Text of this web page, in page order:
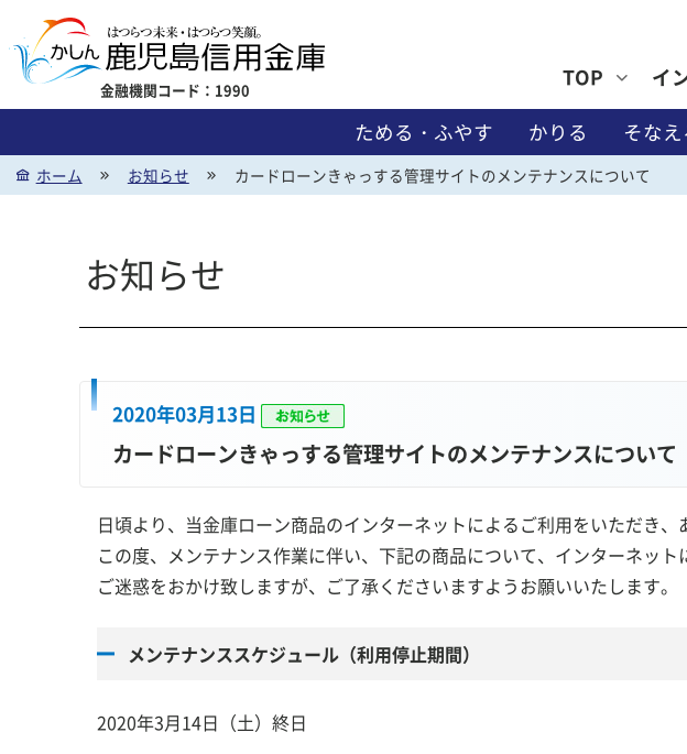
金融機関コード：1990 TOP イ
ためる・ふやす かりる そなえ
地域貢献活動
個人のお客様 法人・個人事業主のお客様
ホーム お知らせ カードローンきゃっする管理サイトのメンテナンスについて
お知らせ
2020年03月13日
カードローンきゃっする管理サイトのメンテナンスについて
日頃より、当金庫ローン商品のインターネットによるご利用をいただき、
この度、メンテナンス作業に伴い、下記の商品について、インターネット
ご迷惑をおかけ致しますが、ご了承くださいますようお願いいたします。
メンテナンススケジュール（利用停止期間）
2020年3月14日（土）終日